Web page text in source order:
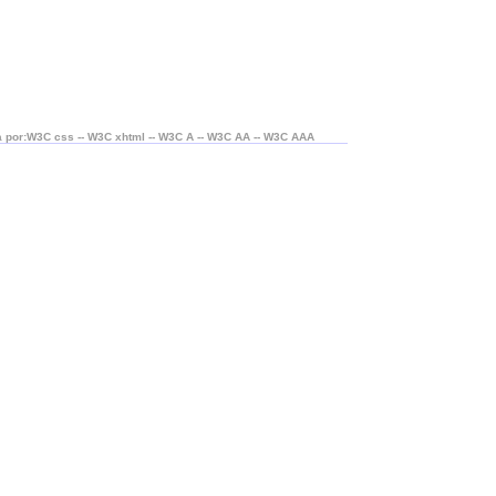
css -- W3C xhtml -- W3C A -- W3C AA -- W3C AAA